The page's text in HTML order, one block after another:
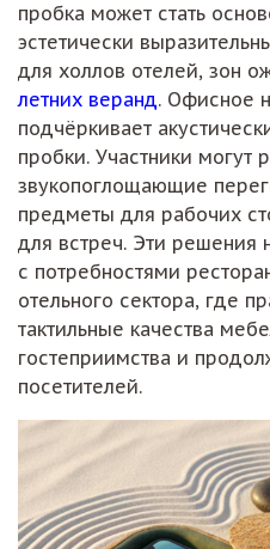
пробка может стать
эстетически
для холлов отелей, зон
летних веранд. Офисное
подчёркивает
пробки. Участники могут
звукопоглощающие
предметы для рабочих
для встреч. Эти решения
с потребностями
отельного сектора, где
тактильные качества
гостеприимства и
посетителей.